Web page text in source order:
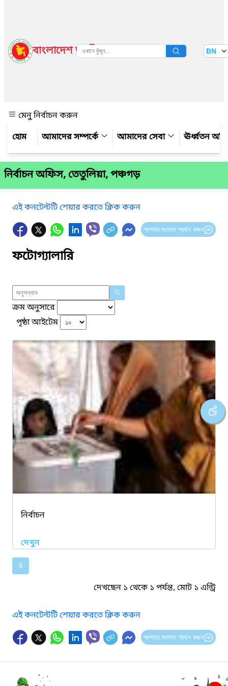
বাংলাদেশ জাতীয় তথ্য বাতায়ন BN
মেনু নির্বাচন করুন
আমাদের সম্পর্কে
আমাদের সেবা ঊর্ধ্বতন
নির্বাচন অফিস, তেতুলিয়া, পঞ্চগড়
এই কনটেন্টটি শেয়ার করতে ক্লিক করুন
আপনার মতামত প্রদান করুন
ফটোগ্যালারি
ক্রম অনুসারে
পৃষ্ঠা আইটেম
নির্বাচন
দেখুন
১
দেখছেন ১ থেকে ১ পর্যন্ত, মোট ১ এন্ট্রি
এই কনটেন্টটি শেয়ার করতে ক্লিক করুন
আপনার মতামত প্রদান করুন